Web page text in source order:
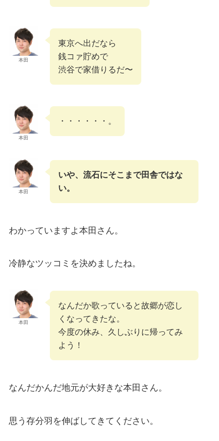
本田
東京へ出だなら
銭コァ貯めで
渋谷で家借りるだ〜
本田
・・・・・・。
本田
いや、流石にそこまで田舎ではな
い。
わかっていますよ本田さん。
冷静なツッコミを決めましたね。
本田
なんだか歌っていると故郷が恋し
くなってきたな。
今度の休み、久しぶりに帰ってみ
よう！
なんだかんだ地元が大好きな本田さん。
思う存分羽を伸ばしてきてください。